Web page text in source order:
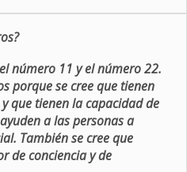
número 11 y el número 22.
porque se cree que tienen
que tienen la capacidad de
a las personas a
También se cree que
de conciencia y de